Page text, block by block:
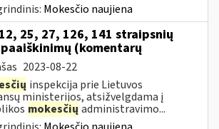
Mokesčio naujiena
25, 27, 126, 141 straipsnių
(komentarų
2023-08-22
inspekcija prie Lietuvos
ministerijos, atsižvelgdama į
mokesčių administravimo...